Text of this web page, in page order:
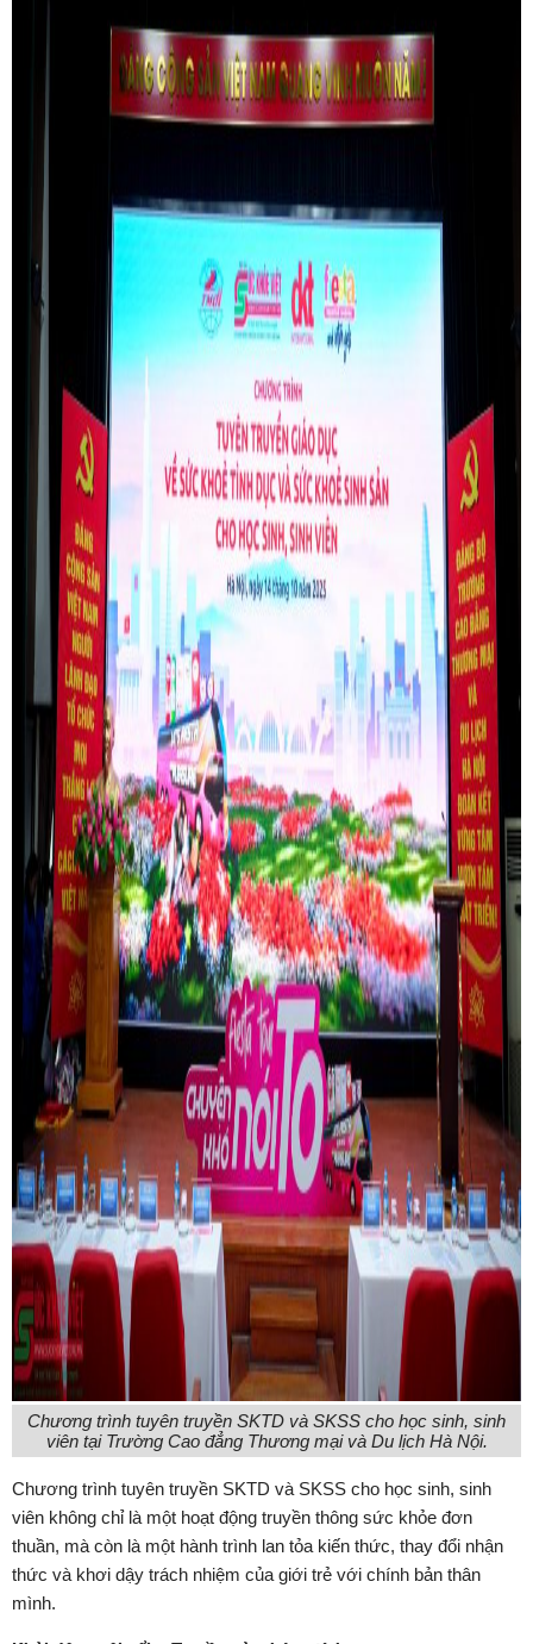
Chương trình tuyên truyền SKTD và SKSS cho học sinh, sinh
viên tại Trường Cao đẳng Thương mại và Du lịch Hà Nội.
Chương trình tuyên truyền SKTD và SKSS cho học sinh, sinh
viên không chỉ là một hoạt động truyền thông sức khỏe đơn
thuần, mà còn là một hành trình lan tỏa kiến thức, thay đổi nhận
thức và khơi dậy trách nhiệm của giới trẻ với chính bản thân
mình.